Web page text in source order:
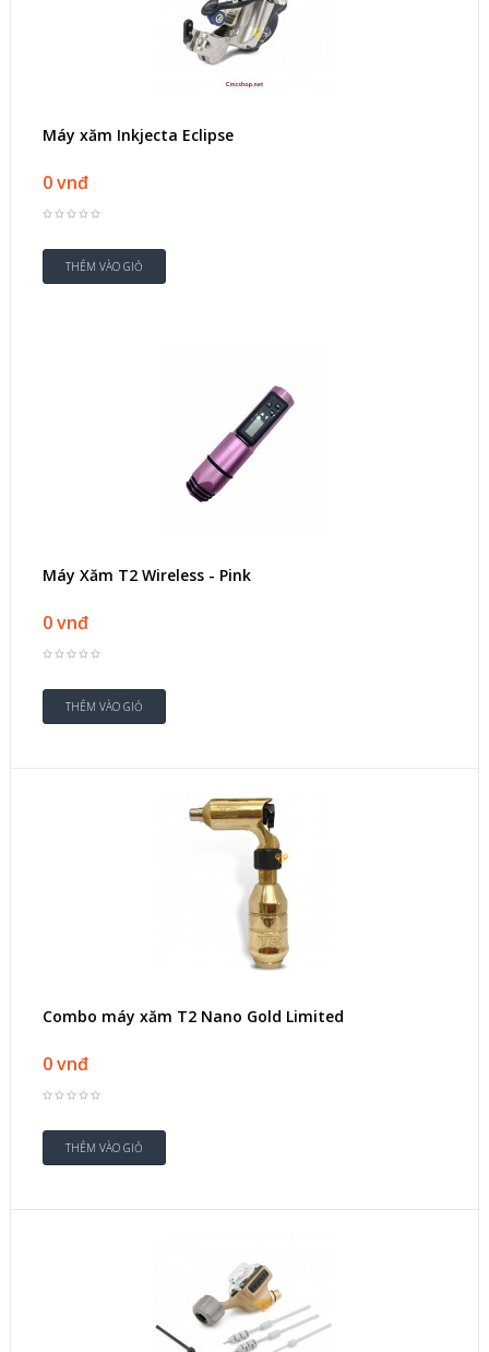
Máy xăm Inkjecta Eclipse
0 vnđ
Máy Xăm T2 Wireless - Pink
0 vnđ
Combo máy xăm T2 Nano Gold Limited
0 vnđ